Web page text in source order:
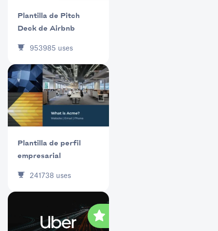
Plantilla de Pitch
Deck de Airbnb
953985 uses
Plantilla de perfil
empresarial
241738 uses